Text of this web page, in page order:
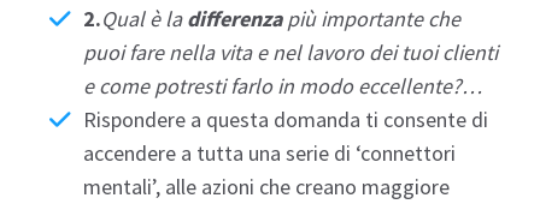
2.Qual è ladifferenzapiù importante che
puoi fare nella vita e nel lavoro dei tuoi clienti
e come potresti farlo in modo eccellente?…
Rispondere a questa domanda ti consente di
accendere a tutta una serie di ‘connettori
mentali’, alle azioni che creano maggiore